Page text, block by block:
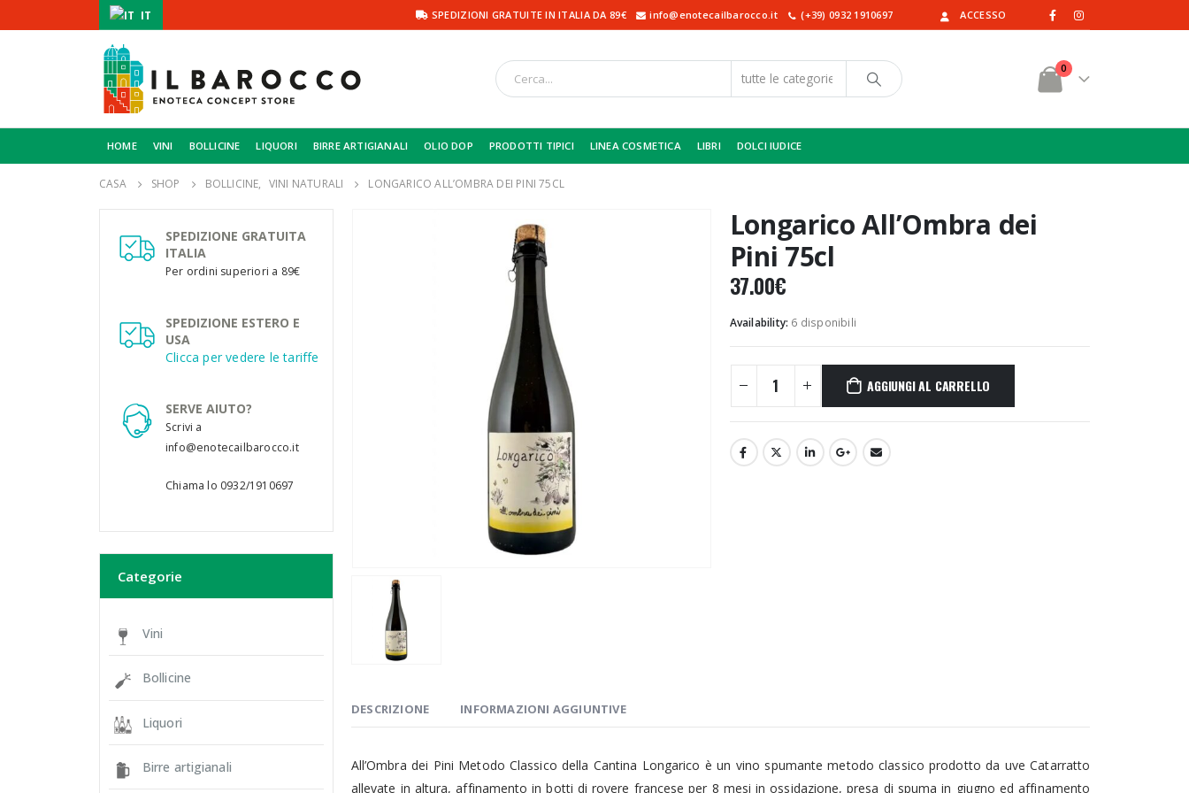
IT SPEDIZIONI GRATUITE IN ITALIA DA 89€ info@enotecailbarocco.it (+39) 0932 1910697 ACCESSO
0
HOME VINI BOLLICINE LIQUORI BIRRE ARTIGIANALI OLIO DOP PRODOTTI TIPICI LINEA COSMETICA LIBRI DOLCI IUDICE
CASA SHOP BOLLICINE, VINI NATURALI LONGARICO ALL’OMBRA DEI PINI 75CL
Longarico All’Ombra dei
Pini 75cl
37.00€
Availability: 6 disponibili
AGGIUNGI AL CARRELLO
DESCRIZIONE INFORMAZIONI AGGIUNTIVE
All’Ombra dei Pini Metodo Classico della Cantina Longarico è un vino spumante metodo classico prodotto da uve Catarratto
allevate in altura, affinamento in botti di rovere francese per 8 mesi in ossidazione, presa di spuma in giugno ed affinamento
SPEDIZIONE GRATUITA
ITALIA
Per ordini superiori a 89€
SPEDIZIONE ESTERO E
USA
Clicca per vedere le tariffe
SERVE AIUTO?
Scrivi a
info@enotecailbarocco.it
Chiama lo 0932/1910697
Categorie
Vini
Bollicine
Liquori
Birre artigianali